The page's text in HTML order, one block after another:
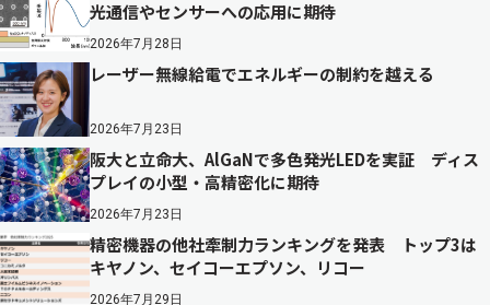
光通信やセンサーへの応用に期待
2026年7月28日
レーザー無線給電でエネルギーの制約を越える
2026年7月23日
阪大と立命大、AlGaNで多色発光LEDを実証 ディス
プレイの小型・高精密化に期待
2026年7月23日
精密機器の他社牽制力ランキングを発表 トップ3は
キヤノン、セイコーエプソン、リコー
2026年7月29日